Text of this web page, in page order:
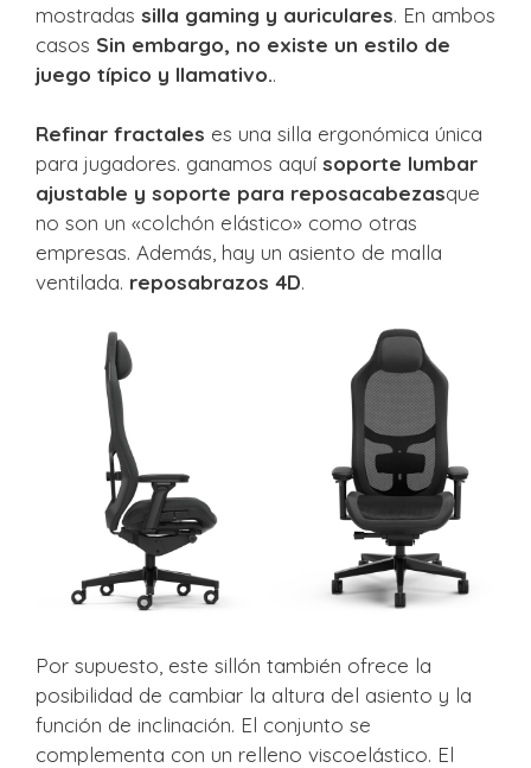
mostradas silla gaming y auriculares. En ambos
casos Sin embargo, no existe un estilo de
juego típico y llamativo..
Refinar fractales es una silla ergonómica única
para jugadores. ganamos aquí soporte lumbar
ajustable y soporte para reposacabezasque
no son un «colchón elástico» como otras
empresas. Además, hay un asiento de malla
ventilada. reposabrazos 4D.
Por supuesto, este sillón también ofrece la
posibilidad de cambiar la altura del asiento y la
función de inclinación. El conjunto se
complementa con un relleno viscoelástico. El